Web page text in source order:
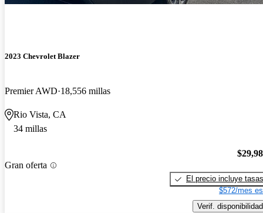
2023 Chevrolet Blazer
Premier AWD 18,556 millas
Rio Vista, CA
34 millas
Gran oferta
El precio incluye tasas
$572/mes
Verif. disponibilidad